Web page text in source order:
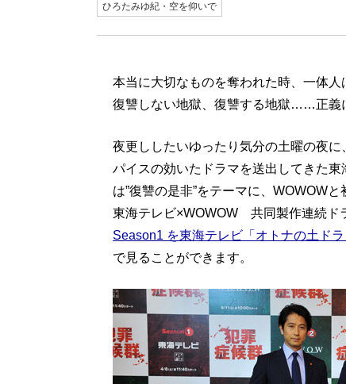
ひろたみゆ紀・空を仰いで
本当に大切なものを奪われた時、一体人
復讐しない地獄、復讐する地獄……正義
夜更ししたいゆったり気分の土曜の夜
パイスの効いたドラマを送出してきた
は”復讐の是非”をテーマに、WOWOWと
東海テレビ×WOWOW 共同製作連続ド
Season1 を東海テレビ「オトナの土ドラ
で見ることができます。